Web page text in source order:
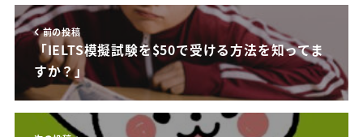
前の投稿
「IELTS模擬試験を$50で受ける方法を知ってま
すか？」